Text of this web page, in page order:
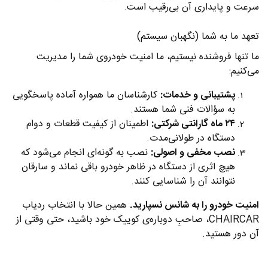
سرعت و پایداری آن بی‌رقیب است.
تعهد ما به شما (نگهبان سیستم)
ما تنها فروشنده نیستیم، ما امنیت خودروی شما را مدیریت
می‌کنیم:
پشتیبانی و خدمات: کارشناسان ما همواره آماده پاسخگویی
به سؤالات فنی شما هستند.
۲۴ ماه گارانتی شرکتی:
اطمینان از کیفیت قطعات و دوام
دستگاه در طولانی‌مدت.
نصب مخفی و اصولی: نصب به گونه‌ای انجام می‌شود که
هیچ اثری از دستگاه در ظاهر خودرو باقی نماند و سارقان
نتوانند آن را شناسایی کنند.
امنیت خودرو را به شانس نسپارید. همین حالا با انتخاب ردیاب
CHAIRCAR، صاحبِ دوباره‌ی کوییک خود باشید، حتی وقتی از
آن دور هستید.